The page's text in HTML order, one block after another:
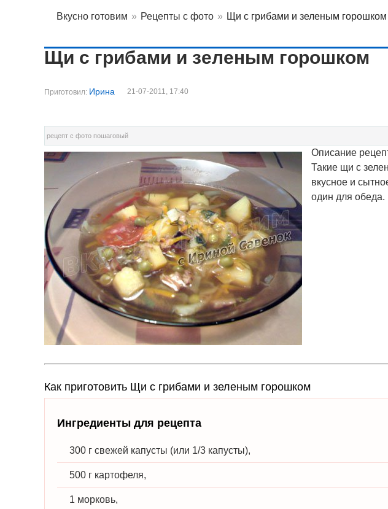
Вкусно готовим » Рецепты с фото » Щи с грибами и зеленым горошком
Щи с грибами и зеленым горошком
Приготовил: Ирина 21-07-2011, 17:40
рецепт с фото пошаговый
Описание
Такие щи с
вкусное и
один для обеда.
Как приготовить Щи с грибами и зеленым горошком
Ингредиенты для рецепта
300 г свежей капусты (или 1/3 капусты),
500 г картофеля,
1 морковь,